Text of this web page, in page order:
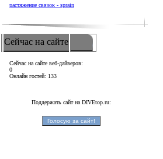
растяжение связок - sprain
Сейчас на сайте
Сейчас на сайте веб-дайверов:
0
Онлайн гостей: 133
Поддержать сайт на DIVEtop.ru: